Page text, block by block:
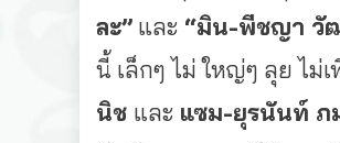
ละ” และ “มิน-พีชญา วั
นี้ เล็กๆ ไม่ ใหญ่ๆ ลุย ไม่
นิช และ แซม-ยุรนันท์ ภ